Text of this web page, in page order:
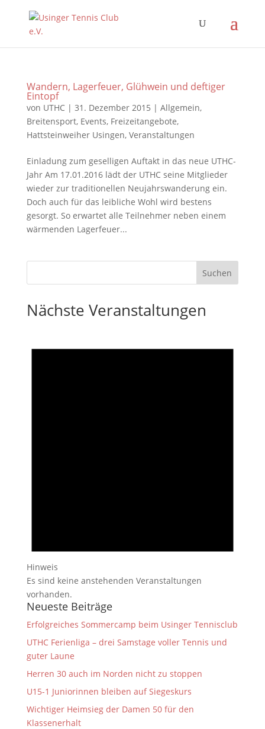
Wandern, Lagerfeuer, Glühwein und deftiger
Eintopf
von UTHC| 31. Dezember 2015 | Allgemein,
Breitensport, Events, Freizeitangebote,
Hattsteinweiher Usingen, Veranstaltungen
Einladung zum geselligen Auftakt in das neue UTHC-
Jahr Am 17.01.2016 lädt der UTHC seine Mitglieder
wieder zur traditionellen Neujahrswanderung ein.
Doch auch für das leibliche Wohl wird bestens
gesorgt. So erwartet alle Teilnehmer neben einem
wärmenden Lagerfeuer...
Nächste Veranstaltungen
Hinweis
Es sind keine anstehenden Veranstaltungen
vorhanden.
Neueste Beiträge
Erfolgreiches Sommercamp beim Usinger Tennisclub
UTHC Ferienliga – drei Samstage voller Tennis und
guter Laune
Herren 30 auch im Norden nicht zu stoppen
U15-1 Juniorinnen bleiben auf Siegeskurs
Wichtiger Heimsieg der Damen 50 für den
Klassenerhalt